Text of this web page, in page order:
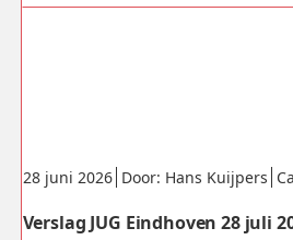
Gepubliceerd:
28 juni 2026. Door: Hans Kuijpers.
Verslag JUG Eindhoven 28 juli